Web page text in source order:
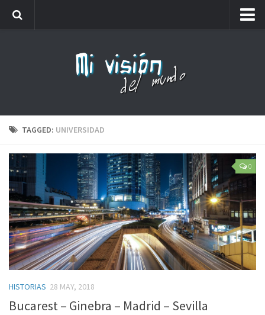
Lista de números de teléfono que no debes coger
TAGGED: UNIVERSIDAD
0
HISTORIAS 28 MAY, 2018
Bucarest – Ginebra – Madrid – Sevilla